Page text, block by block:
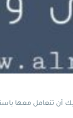
أن تتعامل معها